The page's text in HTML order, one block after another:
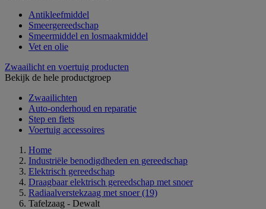
Antikleefmiddel
Smeergereedschap
Smeermiddel en losmaakmiddel
Vet en olie
Zwaailicht en voertuig producten
Bekijk de hele productgroep
Zwaailichten
Auto-onderhoud en reparatie
Step en fiets
Voertuig accessoires
Home
Industriële benodigdheden en gereedschap
Elektrisch gereedschap
Draagbaar elektrisch gereedschap met snoer
Radiaalverstekzaag met snoer (19)
Tafelzaag - Dewalt